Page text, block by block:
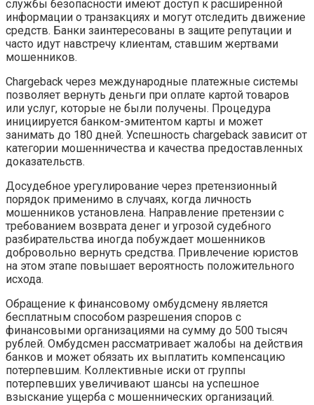
службы безопасности имеют доступ к расширенной
информации о транзакциях и могут отследить движение
средств. Банки заинтересованы в защите репутации и
часто идут навстречу клиентам, ставшим жертвами
мошенников.
Chargeback через международные платежные системы
позволяет вернуть деньги при оплате картой товаров
или услуг, которые не были получены. Процедура
инициируется банком-эмитентом карты и может
занимать до 180 дней. Успешность chargeback зависит от
категории мошенничества и качества предоставленных
доказательств.
Досудебное урегулирование через претензионный
порядок применимо в случаях, когда личность
мошенников установлена. Направление претензии с
требованием возврата денег и угрозой судебного
разбирательства иногда побуждает мошенников
добровольно вернуть средства. Привлечение юристов
на этом этапе повышает вероятность положительного
исхода.
Обращение к финансовому омбудсмену является
бесплатным способом разрешения споров с
финансовыми организациями на сумму до 500 тысяч
рублей. Омбудсмен рассматривает жалобы на действия
банков и может обязать их выплатить компенсацию
потерпевшим. Коллективные иски от группы
потерпевших увеличивают шансы на успешное
взыскание ущерба с мошеннических организаций.